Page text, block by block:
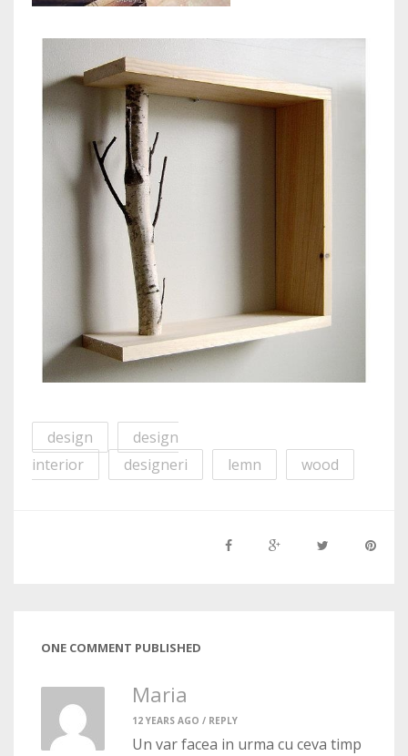
design
design
interior
designeri lemn wood
ONE COMMENT PUBLISHED
Maria
12 YEARS AGO / REPLY
Un var facea in urma cu ceva timp